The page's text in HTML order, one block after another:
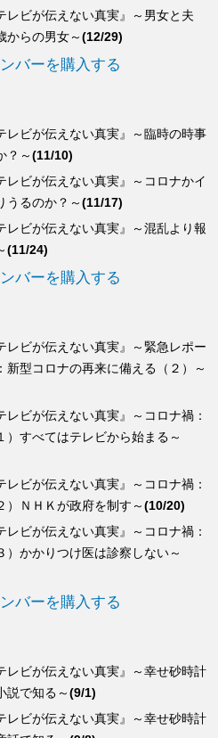
レビが伝えない真実』～男女と夫
からの男女～(12/29)
バーを購入する
レビが伝えない真実』～混乱より報
(11/24)
レビが伝えない真実』～コロナかイ
うるのか？～(11/17)
レビが伝えない真実』～臨時の時事
？～(11/10)
バーを購入する
ビが伝えない真実』～コロナ禍：
）かかりつけ医は診察しない～
ビが伝えない真実』～コロナ禍：
）ＮＨＫが政府を制す～(10/20)
ビが伝えない真実』～コロナ禍：
）すべてはテレビから始まる～
レビが伝えない真実』～緊急レポー
型コロナの再来に備える（２）～
バーを購入する
レビが伝えない真実』～幸せ砂時計
レビが伝えない真実』～幸せ砂時計
説で知る～(9/1)